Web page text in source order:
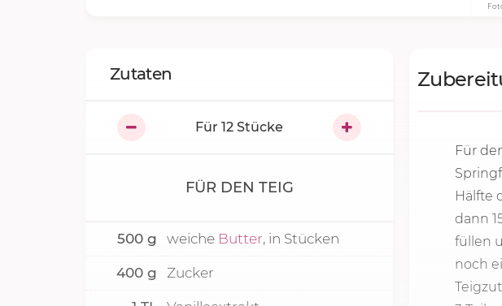
Für
Hälfte
dann
füllen
noch
Zutaten
Für 12 Stücke
FÜR DEN TEIG
500 g weiche Butter, in Stücken
400 g Zucker